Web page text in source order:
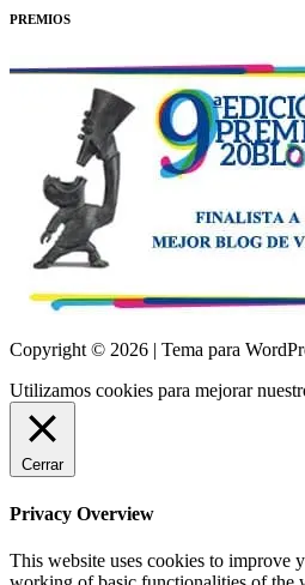
PREMIOS
Copyright © 2026 | Tema para
Utilizamos cookies para mejorar
Cerrar
Privacy Overview
This website uses cookies to improve